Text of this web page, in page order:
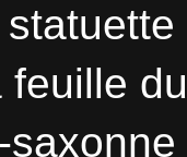
feuille